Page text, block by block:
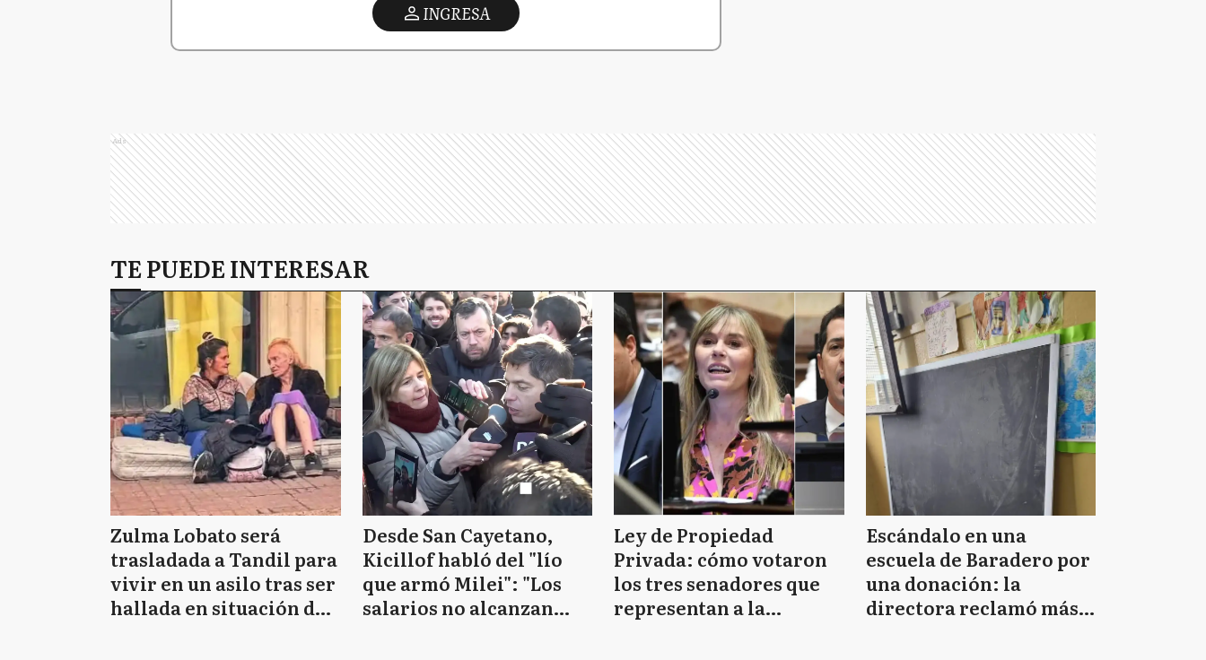
INGRESA
Ads
TE PUEDE INTERESAR
Zulma Lobato será
trasladada a Tandil para
vivir en un asilo tras ser
hallada en situación de
Desde San Cayetano,
Kicillof habló del "lío
que armó Milei": "Los
salarios no alcanzan
Ley de Propiedad
Privada: cómo votaron
los tres senadores que
representan a la
Escándalo en una
escuela de Baradero por
una donación: la
directora reclamó más